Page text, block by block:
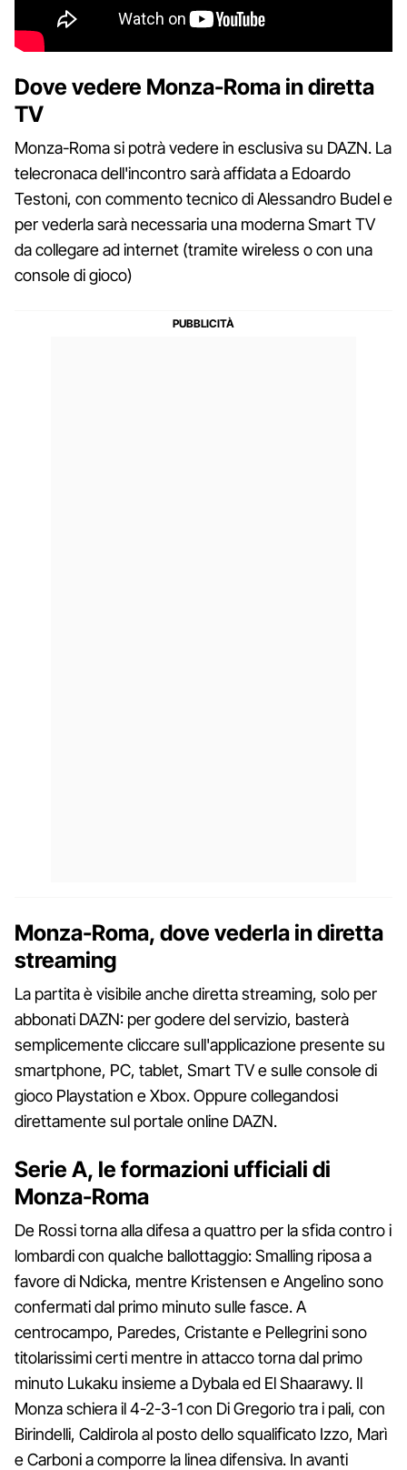
Dove vedere Monza-Roma in diretta
TV
Monza-Roma si potrà vedere in esclusiva su DAZN. La
telecronaca dell'incontro sarà affidata a Edoardo
Testoni, con commento tecnico di Alessandro Budel e
per vederla sarà necessaria una moderna Smart TV
da collegare ad internet (tramite wireless o con una
console di gioco)
Monza-Roma, dove vederla in diretta
streaming
La partita è visibile anche diretta streaming, solo per
abbonati DAZN: per godere del servizio, basterà
semplicemente cliccare sull'applicazione presente su
smartphone, PC, tablet, Smart TV e sulle console di
gioco Playstation e Xbox. Oppure collegandosi
direttamente sul portale online DAZN.
Serie A, le formazioni ufficiali di
Monza-Roma
De Rossi torna alla difesa a quattro per la sfida contro i
lombardi con qualche ballottaggio: Smalling riposa a
favore di Ndicka, mentre Kristensen e Angelino sono
confermati dal primo minuto sulle fasce. A
centrocampo, Paredes, Cristante e Pellegrini sono
titolarissimi certi mentre in attacco torna dal primo
minuto Lukaku insieme a Dybala ed El Shaarawy. Il
Monza schiera il 4-2-3-1 con Di Gregorio tra i pali, con
Birindelli, Caldirola al posto dello squalificato Izzo, Marì
e Carboni a comporre la linea difensiva. In avanti